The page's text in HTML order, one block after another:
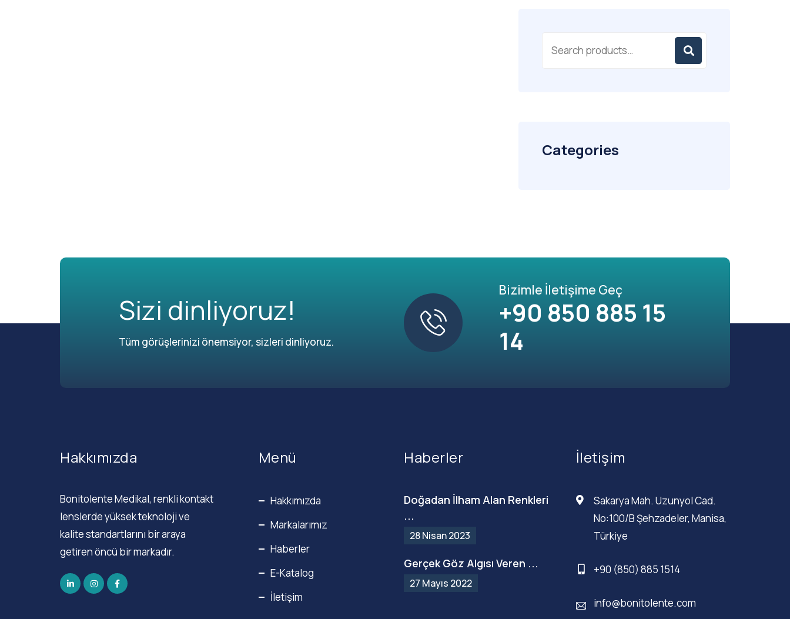
Categories
Sizi dinliyoruz!
Tüm görüşlerinizi önemsiyor, sizleri dinliyoruz.
Bizimle İletişime Geç
+90 850 885 15
14
Hakkımızda
Bonitolente Medikal, renkli kontakt
lenslerde yüksek teknoloji ve
kalite standartlarını bir araya
getiren öncü bir markadır.
Menü
Hakkımızda
Markalarımız
Haberler
E-Katalog
İletişim
Haberler
Doğadan İlham Alan Renkleri
...
28 Nisan 2023
Gerçek Göz Algısı Veren ...
27 Mayıs 2022
İletişim
Sakarya Mah. Uzunyol Cad.
No:100/B Şehzadeler, Manisa,
Türkiye
+90 (850) 885 1514
info@bonitolente.com